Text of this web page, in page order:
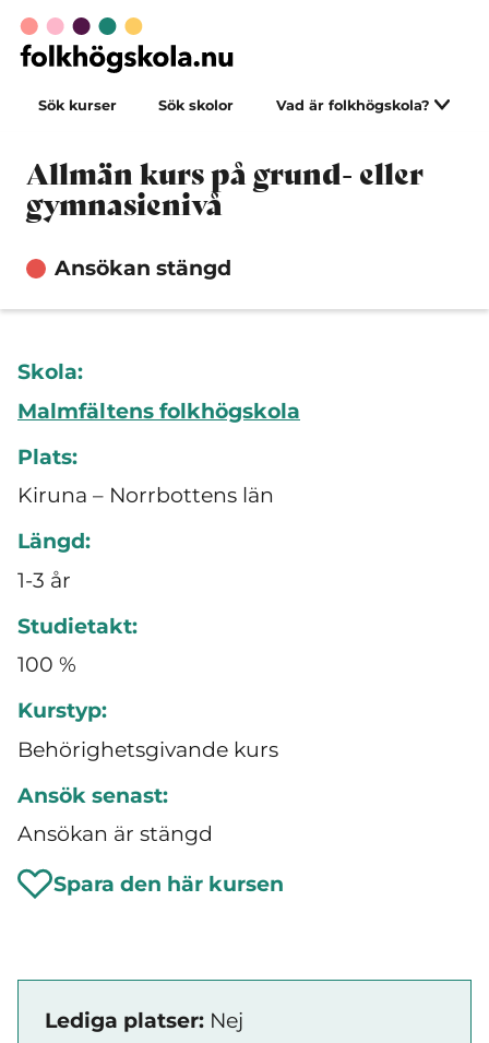
Sök kurser Sök skolor Vad är folkhögskola?
Allmän kurs på grund- eller
gymnasienivå
Ansökan stängd
Skola:
Malmfältens folkhögskola
Plats:
Kiruna – Norrbottens län
Längd:
1-3 år
Studietakt:
100 %
Kurstyp:
Behörighetsgivande kurs
Ansök senast:
Ansökan är stängd
Spara den här kursen
Lediga platser: Nej